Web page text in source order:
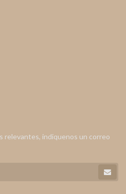
relevantes, indiquenos un correo